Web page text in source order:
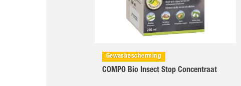
Gewasbescherming
COMPO Bio Insect Stop Concentraat